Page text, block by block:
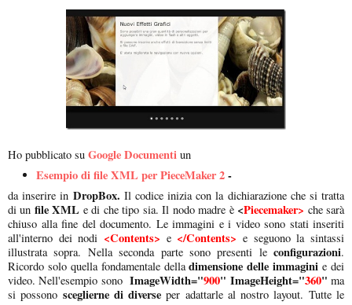
Ho pubblicato su Google Documenti un
Esempio di file XML per PieceMaker 2-
da inserire in DropBox. Il codice inizia con la dichiarazione che si tratta
di un file XML e di che tipo sia. Il nodo madre è<Piecemaker> che sarà
chiuso alla fine del documento. Le immagini e i video sono stati inseriti
all'interno dei nodi <Contents> e </Contents> e seguono la sintassi
illustrata sopra. Nella seconda parte sono presenti le configurazioni.
Ricordo solo quella fondamentale delladimensione delle immagini e dei
video. Nell'esempio sonoImageWidth="900" ImageHeight="360" ma
si possono sceglierne di diverse per adattarle al nostro layout. Tutte le